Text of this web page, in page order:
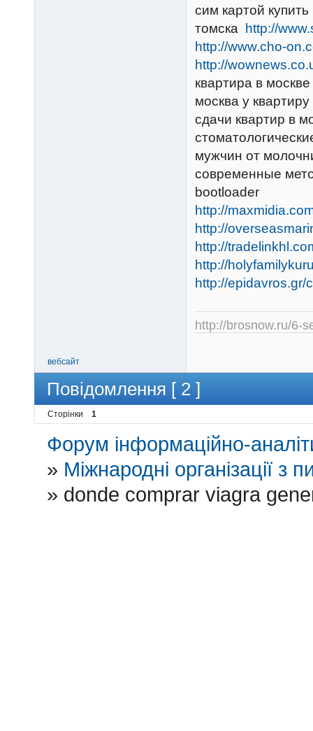
сим картой
томска
http://
http://www.cho-
http://
квартира в
москва y
сдачи квартир в
мужчин от
современные
bootloader
http://
http://
http://
http://
http://
http://brosnow.ru/6-
вебсайт
Повідомлення [ 2 ]
Сторінки 1
Форум інформаційно-
» Міжнародні організації з
» donde comprar viagra